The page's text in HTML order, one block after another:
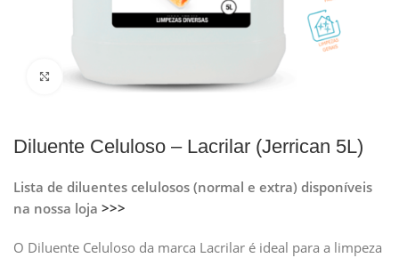
Clique para ampliar
Diluente Celuloso – Lacrilar (Jerrican 5L)
Lista de diluentes celulosos (normal e extra) disponíveis
na nossa loja>>>
O Diluente Celuloso da marca Lacrilar é ideal para a limpeza